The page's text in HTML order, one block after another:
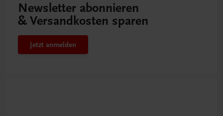
Newsletter abonnieren
& Versandkosten sparen
Jetzt anmelden